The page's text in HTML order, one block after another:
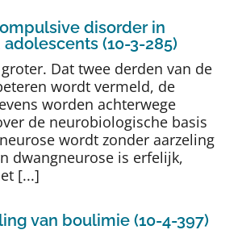
disorder in
(10-3-285)
Dat twee derden van de
wordt vermeld, de
worden achterwege
de neurobiologische basis
wordt zonder aarzeling
dwangneurose is erfelijk,
[...]
van boulimie (10-4-397)